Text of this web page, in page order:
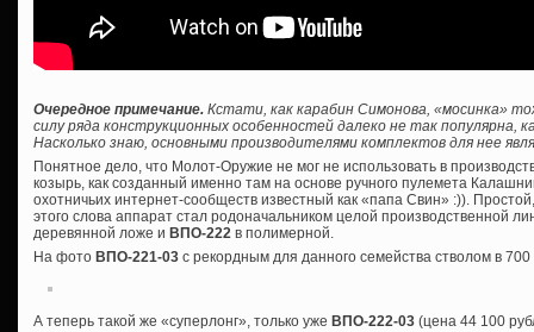
Очередное примечание. Кстати, как карабин Симонова, «мосинка»
силу ряда конструкционных особенностей далеко не так популярна,
Насколько знаю, основными производителями комплектов для нее
Понятное дело, что Молот-Оружие не мог не использовать в
козырь, как созданный именно там на основе ручного пулемета
охотничьих интернет-сообществ известный как «папа Свин» :)).
этого слова аппарат стал родоначальником целой производственной
деревянной ложе и ВПО-222 в полимерной.
На фото ВПО-221-03 с рекордным для данного семейства стволом в
А теперь такой же «суперлонг», только уже ВПО-222-03 (цена 44 100